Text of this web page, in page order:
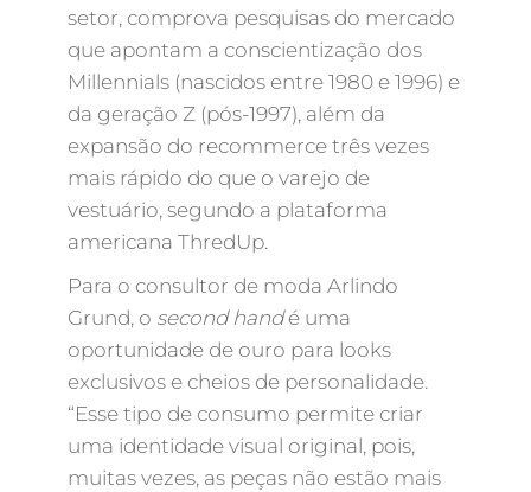
setor, comprova pesquisas do mercado
que apontam a conscientização dos
Millennials (nascidos entre 1980 e 1996) e
da geração Z (pós-1997), além da
expansão do recommerce três vezes
mais rápido do que o varejo de
vestuário, segundo a plataforma
americana ThredUp.
Para o consultor de moda Arlindo
Grund, o second handé uma
oportunidade de ouro para looks
exclusivos e cheios de personalidade.
“Esse tipo de consumo permite criar
uma identidade visual original, pois,
muitas vezes, as peças não estão mais